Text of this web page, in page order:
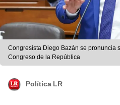
Congresista Diego Bazán se pronuncia
Congreso de la República
Política LR